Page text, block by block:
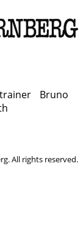
Bruno
All rights reserved.